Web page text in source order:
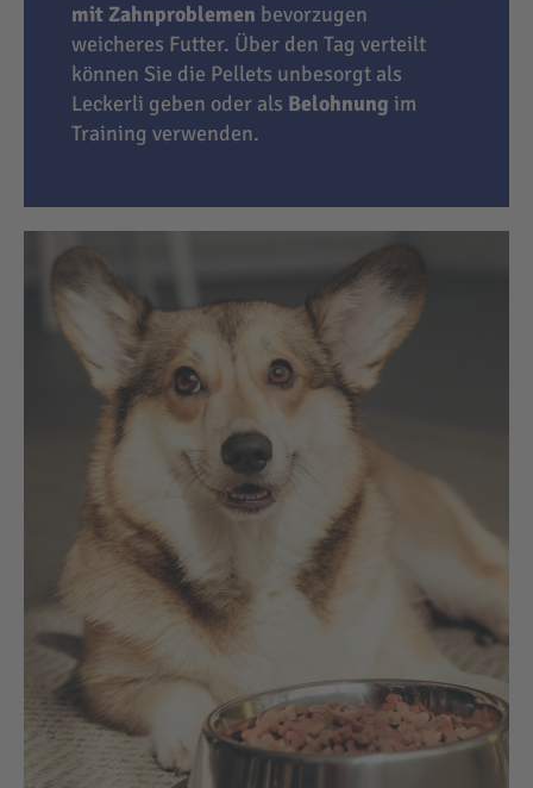
mit Zahnproblemen bevorzugen
weicheres Futter. Über den Tag verteilt
können Sie die Pellets unbesorgt als
Leckerli geben oder als Belohnung im
Training verwenden.